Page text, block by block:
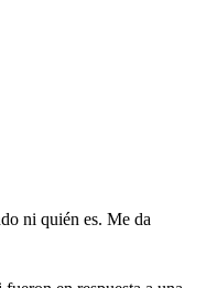
ni quién es. Me da